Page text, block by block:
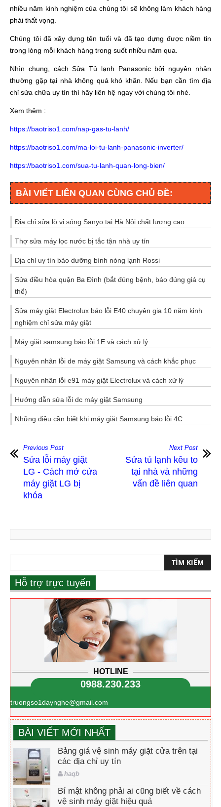
nhiều năm kinh nghiệm của chúng tôi sẽ không làm khách hàng
phải thất vọng.
Chúng tôi đã xây dựng tên tuổi và đã tạo dựng được niềm tin
trong lòng mỗi khách hàng trong suốt nhiều năm qua.
Nhìn chung, cách Sửa Tủ lạnh Panasonic bởi nguyên nhân
thường gặp tại nhà không quá khó khăn. Nếu bạn cần tìm địa
chỉ sửa chữa uy tín thì hãy liên hệ ngay với chúng tôi nhé.
Xem thêm :
https://baotriso1.com/nap-gas-tu-lanh/
https://baotriso1.com/ma-loi-tu-lanh-panasonic-inverter/
https://baotriso1.com/sua-tu-lanh-quan-long-bien/
BÀI VIẾT LIÊN QUAN CÙNG CHỦ ĐỀ:
Địa chỉ sửa lò vi sóng Sanyo tại Hà Nội chất lượng cao
Thợ sửa máy lọc nước bị tắc tận nhà uy tín
Địa chỉ uy tín bảo dưỡng bình nóng lạnh Rossi
Sửa điều hòa quận Ba Đình (bắt đúng bệnh, báo đúng giá cụ
thể)
Sửa máy giặt Electrolux báo lỗi E40 chuyên gia 10 năm kinh
nghiệm chỉ sửa máy giặt
Máy giặt samsung báo lỗi 1E và cách xử lý
Nguyên nhân lỗi de máy giặt Samsung và cách khắc phục
Nguyên nhân lỗi e91 máy giặt Electrolux và cách xử lý
Hướng dẫn sửa lỗi dc máy giặt Samsung
Những điều cần biết khi máy giặt Samsung báo lỗi 4C
Previous Post
Sửa lỗi máy giặt
LG - Cách mở cửa
máy giặt LG bị
khóa
Next Post
Sửa tủ lạnh kêu to
tại nhà và những
vấn đề liên quan
Hỗ trợ trực tuyến
HOTLINE
0988.230.233
truongso1daynghe@gmail.com
BÀI VIẾT MỚI NHẤT
Bảng giá vệ sinh máy giặt cửa trên tại
các địa chỉ uy tín
haqb
Bí mật không phải ai cũng biết về cách
vệ sinh máy giặt hiệu quả